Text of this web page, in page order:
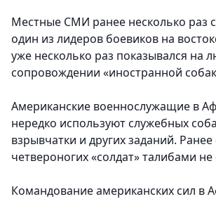
Местные СМИ ранее несколько раз
один из лидеров боевиков на
уже несколько раз показывался на
сопровождении «иностранной
Американские военнослужащие в
нередко используют служебных
взрывчатки и других заданий.
четвероногих «солдат» талибами
Командование американских сил в